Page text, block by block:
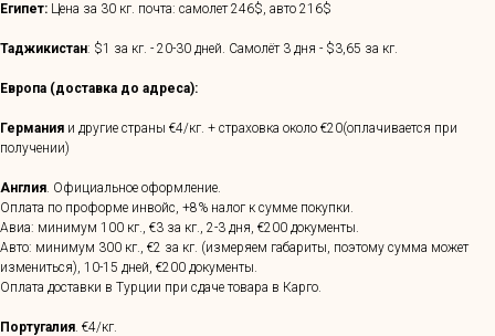
Египет: Цена за 30 кг. почта: самолет 246$, авто 216$
Таджикистан: $1 за кг. - 20-30 дней. Самолёт 3 дня - $3,65 за кг.
Европа (доставка до адреса):
Германия и другие страны €4/кг. + страховка около €20(оплачивается при
получении)
Англия. Официальное оформление.
Оплата по проформе инвойс, +8% налог к сумме покупки.
Авиа: минимум 100 кг., €3 за кг., 2-3 дня, €200 документы.
Авто: минимум 300 кг., €2 за кг. (измеряем габариты, поэтому сумма может
измениться), 10-15 дней, €200 документы.
Оплата доставки в Турции при сдаче товара в Карго.
Португалия. €4/кг.